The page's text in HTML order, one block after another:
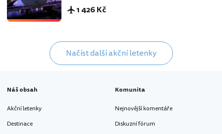
1 426 Kč
Načíst další akční letenky
Náš obsah
Akční letenky
Destinace
Komunita
Nejnovější komentáře
Diskuzní fórum